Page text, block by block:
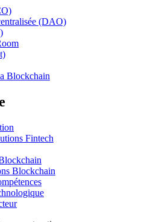
(DAO)
Blockchain
Fintech
Blockchain